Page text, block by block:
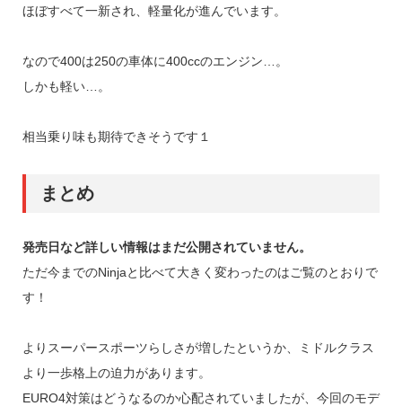
ほぼすべて一新され、軽量化が進んでいます。
なので400は250の車体に400ccのエンジン…。
しかも軽い…。
相当乗り味も期待できそうです１
まとめ
発売日など詳しい情報はまだ公開されていません。
ただ今までのNinjaと比べて大きく変わったのはご覧のとおりで
す！
よりスーパースポーツらしさが増したというか、ミドルクラス
より一歩格上の迫力があります。
EURO4対策はどうなるのか心配されていましたが、今回のモデ